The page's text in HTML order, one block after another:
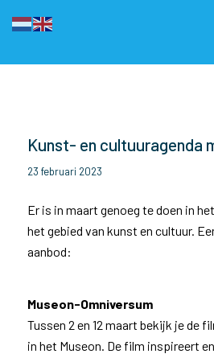
Kunst- en cultuuragenda
23 februari 2023
Er is in maart genoeg te doen in
het gebied van kunst en cultuur.
aanbod:
Museon-Omniversum
Tussen 2 en 12 maart bekijk je de
in het Museon. De film inspireert